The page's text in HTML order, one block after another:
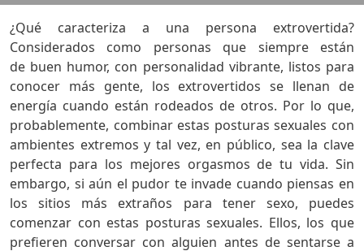
¿Qué caracteriza a una persona extrovertida?
Considerados como personas que siempre están
de buen humor, con personalidad vibrante, listos para
conocer más gente, los extrovertidos se llenan de
energía cuando están rodeados de otros. Por lo que,
probablemente, combinar estas posturas sexuales con
ambientes extremos y tal vez, en público, sea la clave
perfecta para los mejores orgasmos de tu vida. Sin
embargo, si aún el pudor te invade cuando piensas en
los sitios más extraños para tener sexo, puedes
comenzar con estas posturas sexuales. Ellos, los que
prefieren conversar con alguien antes de sentarse a